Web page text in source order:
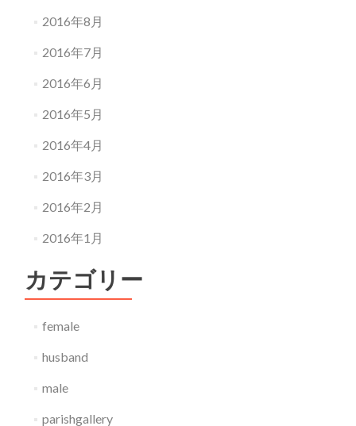
2016年8月
2016年7月
2016年6月
2016年5月
2016年4月
2016年3月
2016年2月
2016年1月
カテゴリー
female
husband
male
parishgallery